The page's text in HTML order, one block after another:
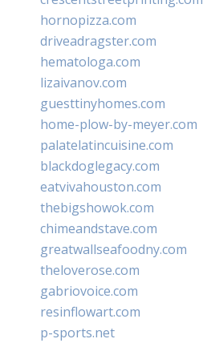
hornopizza.com
driveadragster.com
hematologa.com
lizaivanov.com
guesttinyhomes.com
home-plow-by-meyer.com
palatelatincuisine.com
blackdoglegacy.com
eatvivahouston.com
thebigshowok.com
chimeandstave.com
greatwallseafoodny.com
theloverose.com
gabriovoice.com
resinflowart.com
p-sports.net